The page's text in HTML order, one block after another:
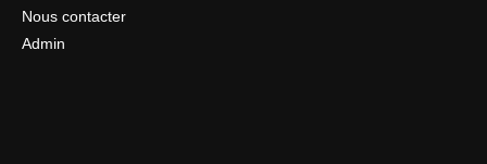
Nous contacter
Admin